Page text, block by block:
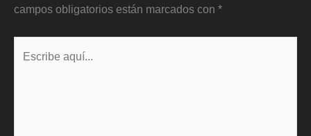
campos obligatorios están marcados con *